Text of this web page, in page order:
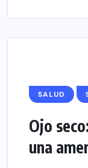
SALUD
Ojo
una